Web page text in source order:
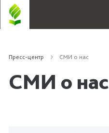
Пресс-центр СМИ о нас
СМИ о нас